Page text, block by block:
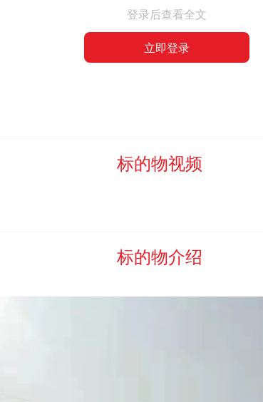
，买受人应按照票面价值（价税合计）2%的标准向河
%的标准向河北中废通拍卖有限公司支付服
何担保、保证、承诺，具体处置物资以委托方的实际指
登录后查看全文
立即登录
标的物视频
标的物介绍